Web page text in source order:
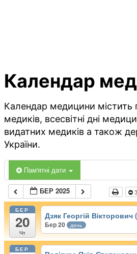
Календар
Календар медицини містить
медиків, всесвітні дні
видатних медиків а також
України.
Пам'ятні дати
БЕР 2025
БЕР
20
Чт
Дзяк Георгій Вікторович
Бер 20 день
БЕР